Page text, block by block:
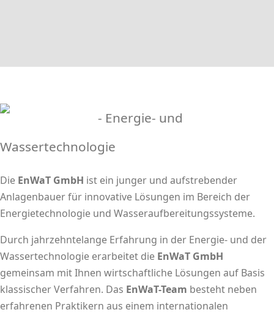
- Energie- und
Wassertechnologie
Die EnWaT GmbH ist ein junger und aufstrebender
Anlagenbauer für innovative Lösungen im Bereich der
Energietechnologie und Wasseraufbereitungssysteme.
Durch jahrzehntelange Erfahrung in der Energie- und der
Wassertechnologie erarbeitet die EnWaT GmbH
gemeinsam mit Ihnen wirtschaftliche Lösungen auf Basis
klassischer Verfahren. Das EnWaT-Team besteht neben
erfahrenen Praktikern aus einem internationalen